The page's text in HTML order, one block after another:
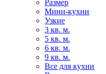
Размер
Мини-кухни
Узкие
3 кв. м.
5 кв. м.
6 кв. м.
9 кв. м.
Все для кухни